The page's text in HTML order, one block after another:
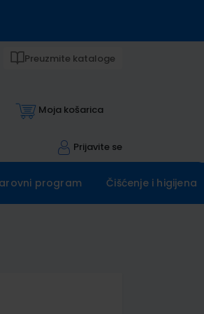
Preuzmite kataloge
Moja košarica
Prijavite se
program Čišćenje i higijena